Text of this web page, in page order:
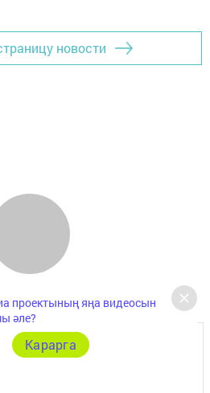
новости
проектының яңа видеосын
әле?
Карарга